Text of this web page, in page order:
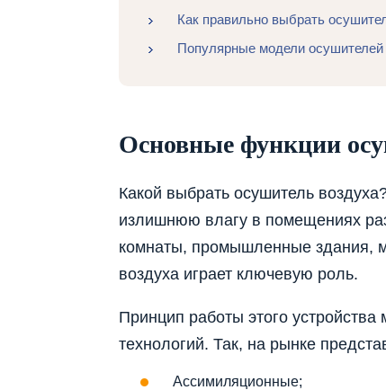
Как правильно выбрать
Популярные модели осушителей
Основные функции
Какой выбрать осушитель
излишнюю влагу в помещениях
комнаты, промышленные здания,
воздуха играет ключевую роль.
Принцип работы этого
технологий. Так, на рынке
Ассимиляционные;